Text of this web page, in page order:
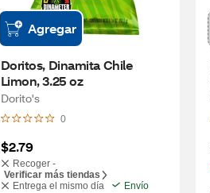
Agregar
Doritos, Dinamita Chile
Limon, 3.25 oz
Dorito's
0
$2.79
Recoger -
Verificar más tiendas
Entrega el mismo día
Envío